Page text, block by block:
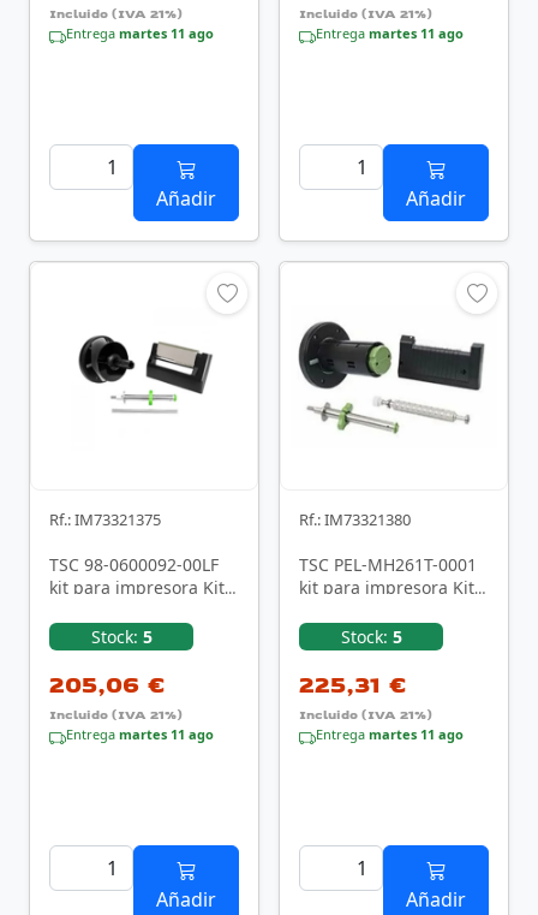
Incluido (IVA 21%)
Entrega martes 11 ago
Añadir
Incluido (IVA 21%)
Entrega martes 11 ago
Añadir
Rf.: IM73321375
TSC 98-0600092-00LF
kit para impresora Kit
Stock: 5
205,06 €
Incluido (IVA 21%)
Entrega martes 11 ago
Añadir
Rf.: IM73321380
TSC PEL-MH261T-0001
kit para impresora Kit
Stock: 5
225,31 €
Incluido (IVA 21%)
Entrega martes 11 ago
Añadir